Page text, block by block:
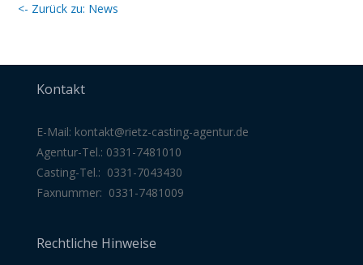
<- Zurück zu: News
Kontakt
E-Mail: kontakt@rietz-casting-agentur.de
Agentur-Tel.: 0331-7481010
Casting-Tel.: 0331-7043430
Faxnummer: 0331-7481009
Rechtliche Hinweise